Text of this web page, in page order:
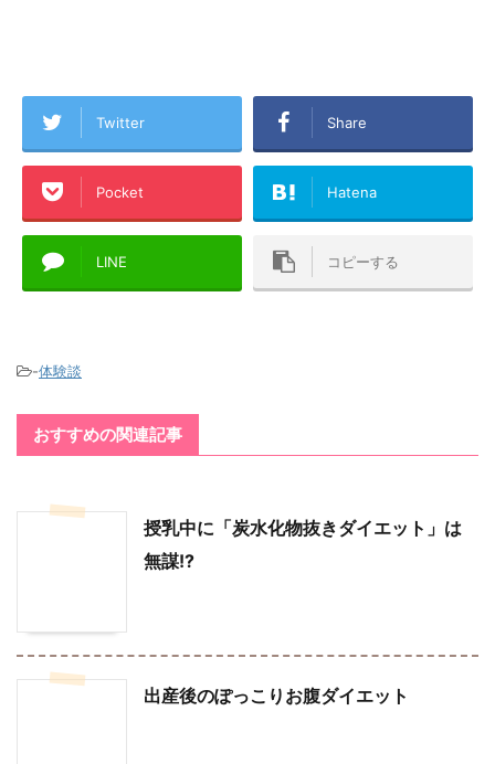
Twitter Share
Pocket Hatena
LINE コピーする
-体験談
おすすめの関連記事
授乳中に「炭水化物抜きダイエット」は
無謀!?
出産後のぽっこりお腹ダイエット